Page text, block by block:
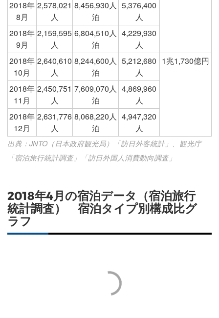
2018年
8月
2,578,021
人
8,456,930人
泊
5,376,400
人
2018年
9月
2,159,595
人
6,804,510人
泊
4,229,930
人
2018年
10月
2,640,610
人
8,244,600人
泊
5,212,680
人
1兆1,730億円
2018年
11月
2,450,751
人
7,609,070人
泊
4,869,960
人
2018年
12月
2,631,776
人
8,068,220人
泊
4,947,320
人
出典：JNTO（日本政府観光局）「訪日外客統計」、観光庁
「宿泊旅行統計調査」「訪日外国人消費動向調査」
2018年4月の宿泊データ（宿泊旅行
統計調査） 宿泊タイプ別構成比グ
ラフ